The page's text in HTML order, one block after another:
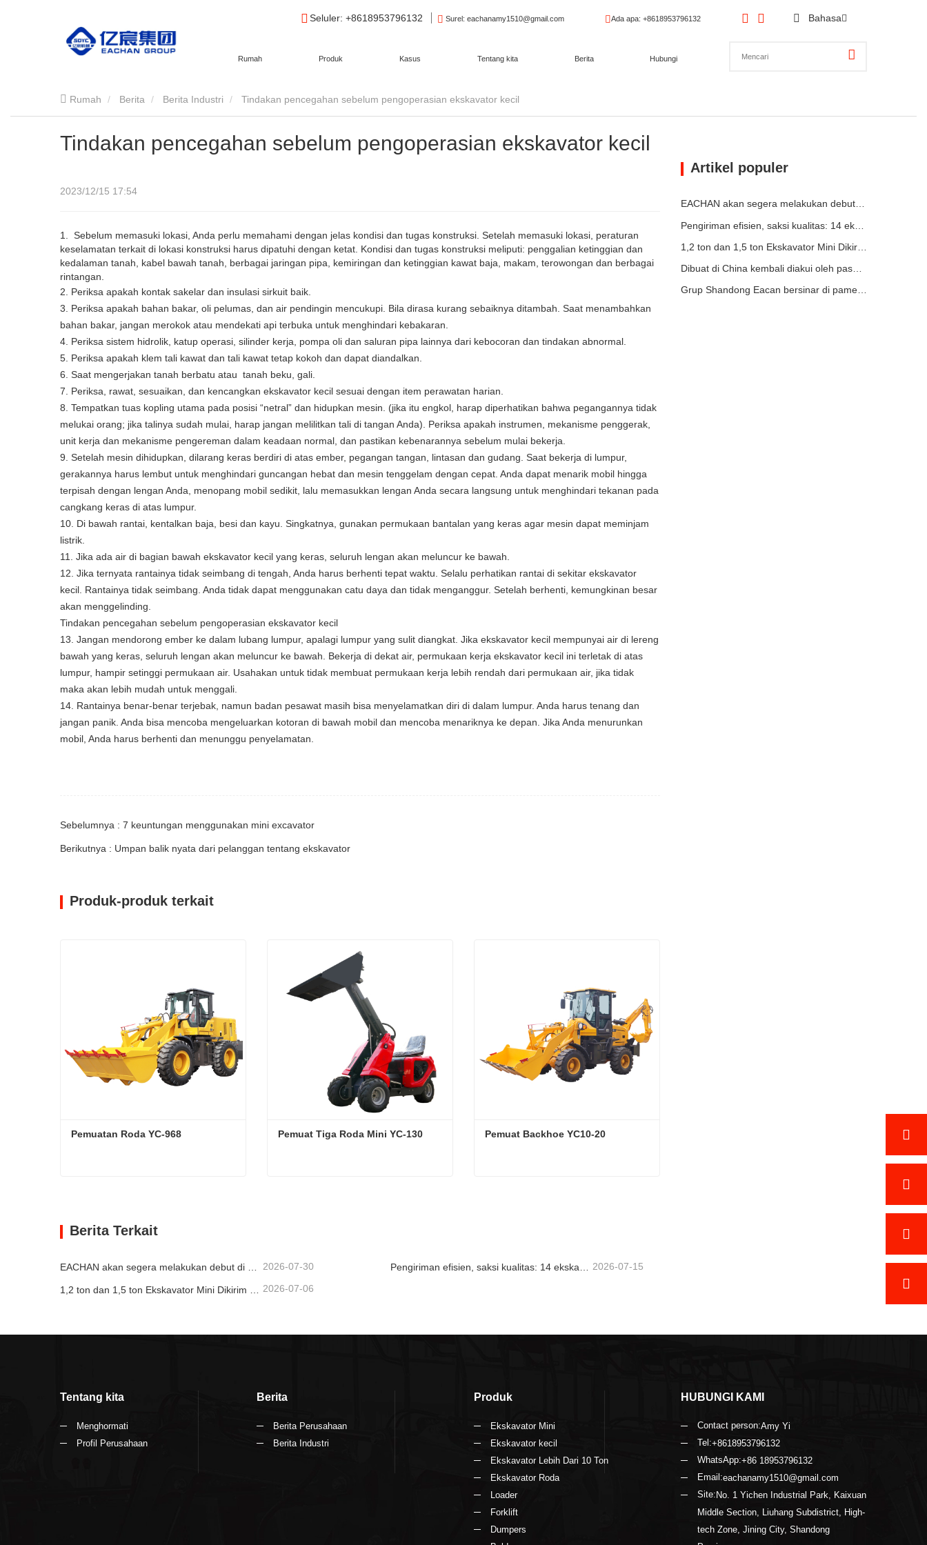
Rumah Produk Kasus Tentang kita Berita Hubungi
Seluler: +8618953796132 Surel: eachanamy1510@gmail.com Ada apa: +8618953796132 Bahasa
Rumah Berita Berita Industri Tindakan pencegahan sebelum pengoperasian ekskavator kecil
Tindakan pencegahan sebelum pengoperasian ekskavator kecil
2023/12/15 17:54
1.
Sebelum memasuki lokasi, Anda perlu memahami dengan jelas kondisi dan tugas konstruksi. Setelah memasuki lokasi, peraturan
keselamatan terkait di lokasi konstruksi harus dipatuhi dengan ketat. Kondisi dan tugas konstruksi meliputi: penggalian ketinggian dan
kedalaman tanah, kabel bawah tanah, berbagai jaringan pipa, kemiringan dan ketinggian kawat baja, makam, terowongan dan berbagai
rintangan.
2. Periksa apakah kontak sakelar dan insulasi sirkuit baik.
3. Periksa apakah bahan bakar, oli pelumas, dan air pendingin mencukupi. Bila dirasa kurang sebaiknya ditambah. Saat menambahkan
bahan bakar, jangan merokok atau mendekati api terbuka untuk menghindari kebakaran.
4. Periksa sistem hidrolik, katup operasi, silinder kerja, pompa oli dan saluran pipa lainnya dari kebocoran dan tindakan abnormal.
5. Periksa apakah klem tali kawat dan tali kawat tetap kokoh dan dapat diandalkan.
6. Saat mengerjakan tanah berbatu atau tanah beku, gali.
7. Periksa, rawat, sesuaikan, dan kencangkan ekskavator kecil sesuai dengan item perawatan harian.
8. Tempatkan tuas kopling utama pada posisi “netral” dan hidupkan mesin. (jika itu engkol, harap diperhatikan bahwa pegangannya tidak
melukai orang; jika talinya sudah mulai, harap jangan melilitkan tali di tangan Anda). Periksa apakah instrumen, mekanisme penggerak,
unit kerja dan mekanisme pengereman dalam keadaan normal, dan pastikan kebenarannya sebelum mulai bekerja.
9. Setelah mesin dihidupkan, dilarang keras berdiri di atas ember, pegangan tangan, lintasan dan gudang. Saat bekerja di lumpur,
gerakannya harus lembut untuk menghindari guncangan hebat dan mesin tenggelam dengan cepat. Anda dapat menarik mobil hingga
terpisah dengan lengan Anda, menopang mobil sedikit, lalu memasukkan lengan Anda secara langsung untuk menghindari tekanan pada
cangkang keras di atas lumpur.
10. Di bawah rantai, kentalkan baja, besi dan kayu. Singkatnya, gunakan permukaan bantalan yang keras agar mesin dapat meminjam
listrik.
11. Jika ada air di bagian bawah ekskavator kecil yang keras, seluruh lengan akan meluncur ke bawah.
12. Jika ternyata rantainya tidak seimbang di tengah, Anda harus berhenti tepat waktu. Selalu perhatikan rantai di sekitar ekskavator
kecil. Rantainya tidak seimbang. Anda tidak dapat menggunakan catu daya dan tidak menganggur. Setelah berhenti, kemungkinan besar
akan menggelinding.
Tindakan pencegahan sebelum pengoperasian ekskavator kecil
13. Jangan mendorong ember ke dalam lubang lumpur, apalagi lumpur yang sulit diangkat. Jika ekskavator kecil mempunyai air di lereng
bawah yang keras, seluruh lengan akan meluncur ke bawah. Bekerja di dekat air, permukaan kerja ekskavator kecil ini terletak di atas
lumpur, hampir setinggi permukaan air. Usahakan untuk tidak membuat permukaan kerja lebih rendah dari permukaan air, jika tidak
maka akan lebih mudah untuk menggali.
14. Rantainya benar-benar terjebak, namun badan pesawat masih bisa menyelamatkan diri di dalam lumpur. Anda harus tenang dan
jangan panik. Anda bisa mencoba mengeluarkan kotoran di bawah mobil dan mencoba menariknya ke depan. Jika Anda menurunkan
mobil, Anda harus berhenti dan menunggu penyelamatan.
Sebelumnya : 7 keuntungan menggunakan mini excavator
Berikutnya : Umpan balik nyata dari pelanggan tentang ekskavator
Produk-produk terkait
Pemuatan Roda YC-968 Pemuat Tiga Roda Mini YC-130 Pemuat Backhoe YC10-20
Berita Terkait
EACHAN akan segera melakukan debut di bauma CHINA 2026, membawa pencapaian inovatif dalam mesin konstruksi kecil ke Shanghai 2026-07-30 Pengiriman efisien, saksi kualitas: 14 ekskavator mini 1,8 ton telah berhasil dikirim! 2026-07-15
2026-07-06
Artikel populer
EACHAN akan segera melakukan debut di bauma CHINA 2026, membawa pencapaian inovatif dalam mesin konstruksi kecil ke Shanghai
Grup Shandong Eacan bersinar di pameran Hongaria
Tentang kita
Menghormati
Profil Perusahaan
Berita
Berita Perusahaan
Berita Industri
Produk
Ekskavator Mini
Ekskavator kecil
Ekskavator Lebih Dari 10 Ton
Ekskavator Roda
Loader
Forklift
Dumpers
HUBUNGI KAMI
Contact person:Amy Yi
Tel:+8618953796132
WhatsApp:+86 18953796132
Email:eachanamy1510@gmail.com
Site: No. 1 Yichen Industrial Park, Kaixuan
Middle Section, Liuhang Subdistrict, High-
tech Zone, Jining City, Shandong